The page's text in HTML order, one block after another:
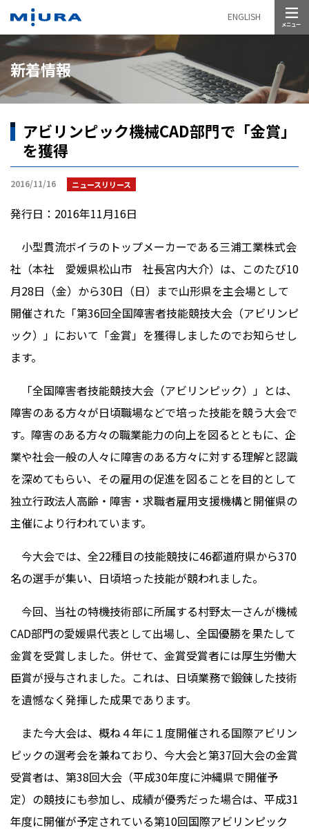
ENGLISH
新着情報
アビリンピック機械CAD部門で「金賞」
を獲得
2016/11/16 ニュースリリース
発行日：2016年11月16日
小型貫流ボイラのトップメーカーである三浦工業株式会
社（本社 愛媛県松山市 社長宮内大介）は、このたび10
月28日（金）から30日（日）まで山形県を主会場として
開催された「第36回全国障害者技能競技大会（アビリンピ
ック）」において「金賞」を獲得しましたのでお知らせし
ます。
「全国障害者技能競技大会（アビリンピック）」とは、
障害のある方々が日頃職場などで培った技能を競う大会で
す。障害のある方々の職業能力の向上を図るとともに、企
業や社会一般の人々に障害のある方々に対する理解と認識
を深めてもらい、その雇用の促進を図ることを目的として
独立行政法人高齢・障害・求職者雇用支援機構と開催県の
主催により行われています。
今大会では、全22種目の技能競技に46都道府県から370
名の選手が集い、日頃培った技能が競われました。
今回、当社の特機技術部に所属する村野太一さんが機械
CAD部門の愛媛県代表として出場し、全国優勝を果たして
金賞を受賞しました。併せて、金賞受賞者には厚生労働大
臣賞が授与されました。これは、日頃業務で鍛錬した技術
を遺憾なく発揮した成果であります。
また今大会は、概ね４年に１度開催される国際アビリン
ピックの選考会を兼ねており、今大会と第37回大会の金賞
受賞者は、第38回大会（平成30年度に沖縄県で開催予
定）の競技にも参加し、成績が優秀だった場合は、平成31
年度に開催が予定されている第10回国際アビリンピック